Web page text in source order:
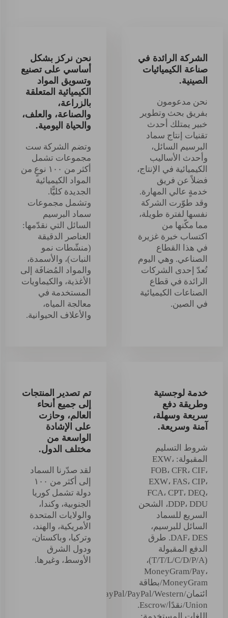
الشركة الرائدة في
صناعة الكيميائيات
الصينية.
نحن مدعومون
بفريق بحث وتطوير
خبير يمتلك أحدث
تقنيات إنتاج سماد
البرسيم السائل،
وأحدث الأساليب
الكيميائية في الإنتاج،
فضلاً عن فريق
خدمةٍ عالي المهارة.
وقد طوّرت الشركة
نفسها لفترة طويلة،
مما مكّنها من
اكتساب خبرة غزيرة
في هذا القطاع
الصناعي. وهي اليوم
تُعدّ إحدى الشركات
الرائدة في قطاع
الصناعات الكيميائية
في الصين.
نحن نركز بشكل
أساسي على تصنيع
وتسويق المواد
الكيميائية المتعلقة
بالزراعة،
والصناعة، والعلف،
والحياة اليومية.
وتضم الشركة ست
مجموعات تشمل
أكثر من ١٠٠ نوعٍ من
المواد الكيميائية
الجديدة كليًّا.
وتشمل مجموعات
سماد البرسيم
السائل التي نقدّمها:
العناصر الدقيقة
(منشّطات نمو
النبات)، والأسمدة،
والمواد المُضافَة إلى
الأغذية، والكيماويات
المستخدمة في
معالجة المياه،
والأعلاف الحيوانية.
خدمة لوجستية
وطريقة دفع
سريعة وسهلة،
آمنة وسريعة.
شروط التسليم
المقبولة: EXW،
FOB، CFR، CIF،
EXW، FAS، CIP،
FCA، CPT، DEQ،
DDP، DDU، الشحن
السريع للسماد
السائل للبرسيم،
DAF، DES. طرق
الدفع المقبولة
(T/T/L/C/D/P/A)،
MoneyGram/Pay،
MoneyGram/بطاقة
ائتمان/PayPal/PayPal/PayPal/PayPal/Western
Union/نقدًا/Escrow.
تم تصدير المنتجات
إلى جميع أنحاء
العالم، وحازت
على الإشادة
الواسعة من
مختلف الدول.
لقد صدّرنا السماد
إلى أكثر من ١٠٠
دولة تشمل كوريا
الجنوبية، وكندا،
والولايات المتحدة
الأمريكية، والهند،
وتركيا، وباكستان،
ودول الشرق
الأوسط، وغيرها.